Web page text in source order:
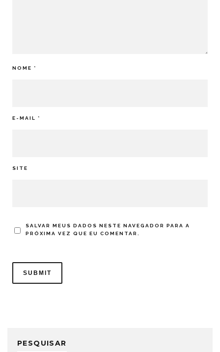
NOME *
E-MAIL *
SITE
SALVAR MEUS DADOS NESTE NAVEGADOR PARA A
PRÓXIMA VEZ QUE EU COMENTAR.
PESQUISAR